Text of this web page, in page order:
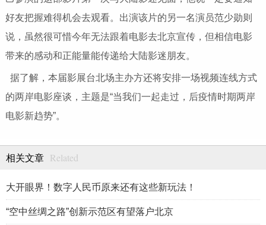
好友把握难得机会去观看。出演该片的另一名演员范少勋则
说，虽然很可惜今年无法跟着电影去北京宣传，但相信电影
带来的感动和正能量能传递给大陆影迷朋友。
据了解，本届影展台北场主办方还将安排一场视频连线方式
的两岸电影座谈，主题是“当我们一起走过，后疫情时期两岸
电影新趋势”。
相关文章 Related
大开眼界！数字人民币原来还有这些新玩法！
“空中丝绸之路”创新示范区有望落户北京